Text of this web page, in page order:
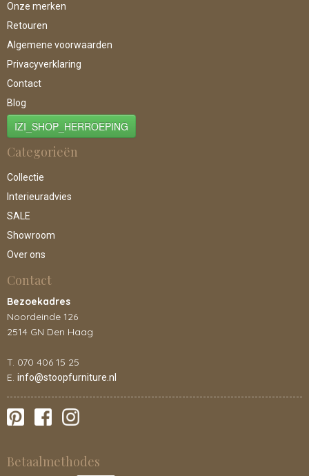
Onze merken
Retouren
Algemene voorwaarden
Privacyverklaring
Contact
Blog
IZI_SHOP_HERROEPING
Categorieën
Collectie
Interieuradvies
SALE
Showroom
Over ons
Contact
Bezoekadres
Noordeinde 126
2514 GN Den Haag
T. 070 406 15 25
E. info@stoopfurniture.nl
Betaalmethodes